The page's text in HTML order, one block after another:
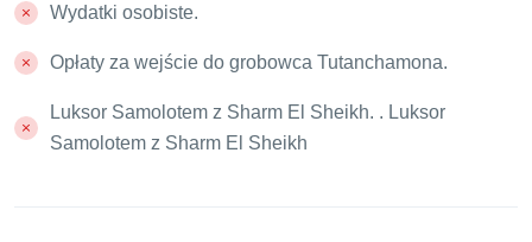
Wydatki osobiste.
Opłaty za wejście do grobowca Tutanchamona.
Luksor Samolotem z Sharm El Sheikh. . Luksor
Samolotem z Sharm El Sheikh